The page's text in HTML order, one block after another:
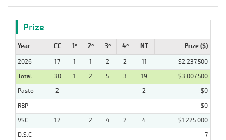
Prize
Year CC 1º 2º 3º 4º NT Prize ($)
2026 17 1 1 2 2 11
$2.237.500
Total
30 1 2 5 3 19
$3.007.500
Pasto
2 2
$0
RBP
$0
VSC
12 2 4 2 4
$1.225.000
D.S.C
7